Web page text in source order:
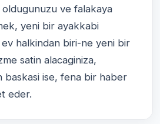
ve falakaya
yeni bir ayakkabi
ev halkindan biri-ne yeni bir
satin alacaginiza,
baskasi ise, fena bir haber
eder.